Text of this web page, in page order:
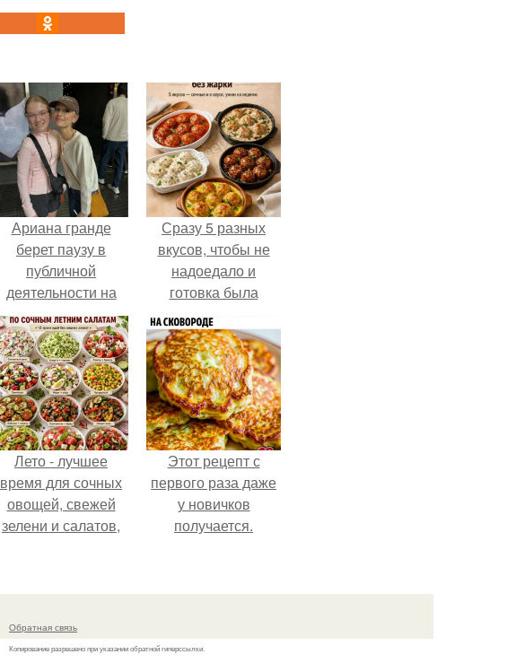
Ариана гранде
берет паузу в
публичной
деятельности на
фоне слухов о
своем здоровье.
Сразу 5 разных
вкусов, чтобы не
надоедало и
готовка была
проще.
Лето - лучшее
время для сочных
овощей, свежей
зелени и салатов,
несколько минут.
Этот рецепт с
первого раза даже
у новичков
получается.
Обратная связь
Копирование разрешено при указании обратной гиперссылки.